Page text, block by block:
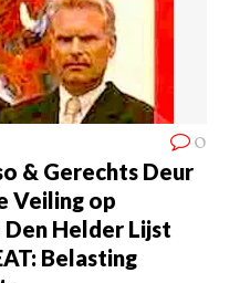
0
& Gerechts Deur
Veiling op
Helder Lijst
Belasting